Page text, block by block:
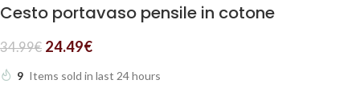
Cesto portavaso pensile in cotone
34.99€ 24.49€
9 Items sold in last 24 hours